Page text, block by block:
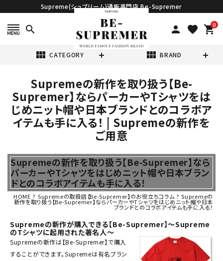
Supreme(シュプリーム)通販専門店 Be-Supremer
search person favorite 0
shopping_cart
view_module CATEGORY view_module BRAND
表示する商品はありません。
NEW ITEMS
Tシャツ・ロングスリーブ
パーカー・トレーナー
Supremeの新作を取り扱う【Be-
Supremer】ならパーカーやTシャツをは
じめニット帽や日本ブランドとのコラボア
イテムも手に入る！ | Supremeの新作を
ご用意
Supremeの新作を取り扱う【Be-Supremer】なら
パーカーやTシャツをはじめニット帽や日本ブラン
ドとのコラボアイテムも手に入る！
HOME ? Supremeの取扱店【Be-Supremer】のお役立ちコラム ?Supremeの
新作を取り扱う【Be-Supremer】ならパーカーやTシャツをはじめニット帽や日本
ブランドとのコラボアイテムも手に入る！
Supremeの新作が購入できる【Be-Supremer】～Supreme
のTシャツに起用された著名人～
Supremeの新作は【Be-Supremer】で購入
することができます。Supremeは有名ブラン